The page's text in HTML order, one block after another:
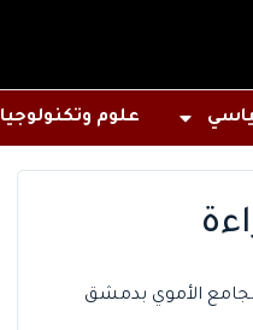
علوم وتكنولوجيا
الأموي بدمشق